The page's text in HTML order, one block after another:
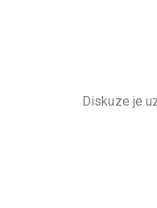
Diskuze je